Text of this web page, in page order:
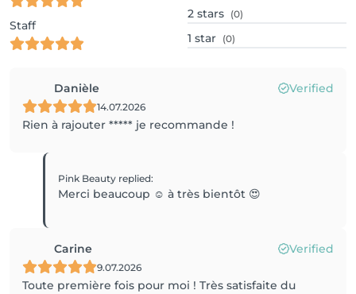
Staff
2 stars (0)
1 star (0)
Danièle Verified
14.07.2026
Rien à rajouter ***** je recommande !
Pink Beauty replied:
Merci beaucoup ☺️ à très bientôt 😍
Carine Verified
9.07.2026
Toute première fois pour moi ! Très satisfaite du